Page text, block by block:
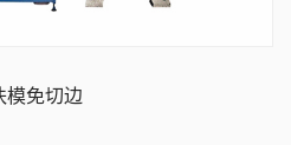
模免切边